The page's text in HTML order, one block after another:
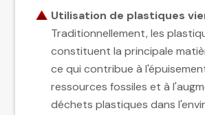
Utilisation de plastiques
Traditionnellement, les
constituent la principale
ce qui contribue à
ressources fossiles et à
déchets plastiques dans